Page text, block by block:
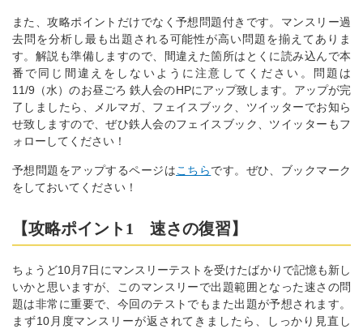
また、攻略ポイントだけでなく予想問題付きです。マンスリー過
去問を分析し最も出題される可能性が高い問題を揃えてありま
す。解説も準備しますので、間違えた箇所はとくに読み込んで本
番で同じ間違えをしないように注意してください。問題は
11/9（水）のお昼ごろ 鉄人会のHPにアップ致します。アップが完
了しましたら、メルマガ、フェイスブック、ツイッターでお知ら
せ致しますので、ぜひ鉄人会のフェイスブック、ツイッターもフ
ォローしてください！
予想問題をアップするページはこちらです。ぜひ、ブックマーク
をしておいてください！
【攻略ポイント1 速さの復習】
ちょうど10月7日にマンスリーテストを受けたばかりで記憶も新し
いかと思いますが、このマンスリーで出題範囲となった速さの問
題は非常に重要で、今回のテストでもまた出題が予想されます。
まず10月度マンスリーが返されてきましたら、しっかり見直し